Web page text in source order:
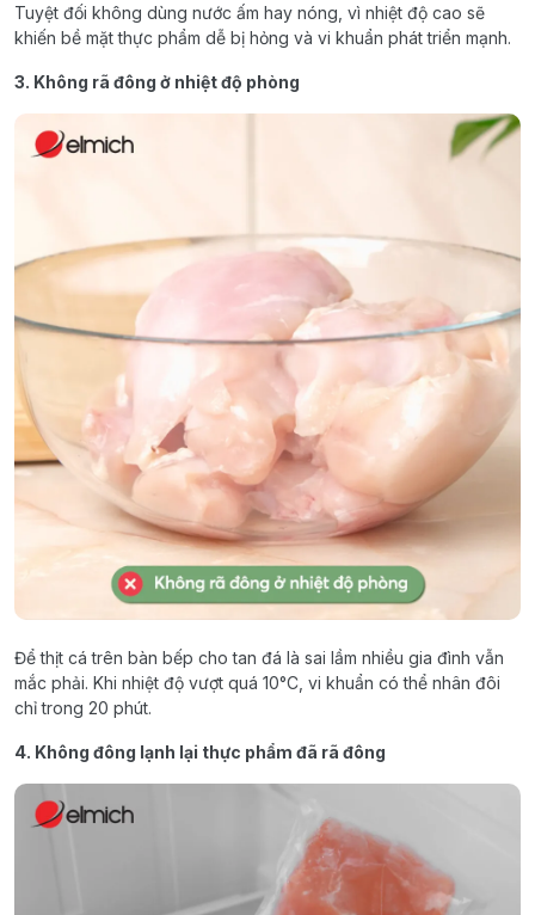
Tuyệt đối không dùng nước ấm hay nóng, vì nhiệt độ cao sẽ
khiến bề mặt thực phẩm dễ bị hỏng và vi khuẩn phát triển mạnh.
3. Không rã đông ở nhiệt độ phòng
Để thịt cá trên bàn bếp cho tan đá là sai lầm nhiều gia đình vẫn
mắc phải. Khi nhiệt độ vượt quá 10°C, vi khuẩn có thể nhân đôi
chỉ trong 20 phút.
4. Không đông lạnh lại thực phẩm đã rã đông